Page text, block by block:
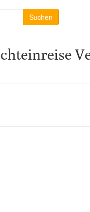
Suchen